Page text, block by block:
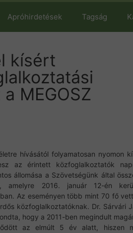
Apróhirdetések Tagság
kísért
MEGOSZ
hívásától folyamatosan nyomon
az érintett közfoglalkoztatók
állomása a Szövetségünk által
amelyre 2016. január 12-én
Az eseményen több mint 70 fő
közfoglalkoztatóknak. Dr. Sárvári
hogy a 2011-ben megindult
az elmúlt 5 év alatt, hiszen